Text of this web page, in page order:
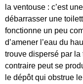
la ventouse : c’est
débarrasser une
fonctionne un peu
d’amener l’eau du
trouve dispersé par la
contraire peut se
le dépôt qui obstrue